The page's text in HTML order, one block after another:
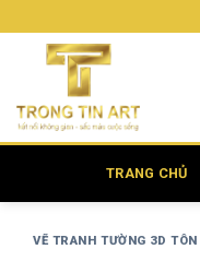
qua
TRANG CHỦ
VẼ TRANH TƯỜNG 3D TÔN